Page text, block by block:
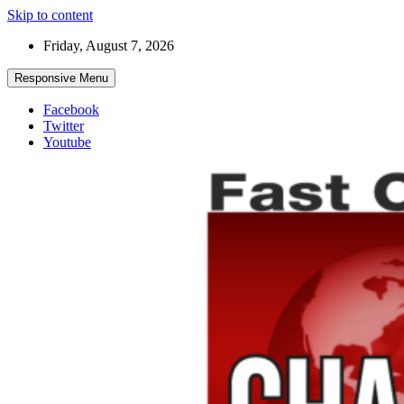
Skip to content
Friday, August 7, 2026
Responsive Menu
Facebook
Twitter
Youtube